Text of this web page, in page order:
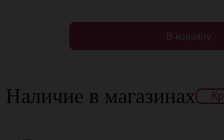
В корзину
Наличие в магазинах